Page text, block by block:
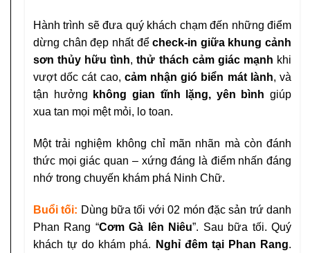
Hành trình sẽ đưa quý khách chạm đến những điểm
dừng chân đẹp nhất đểcheck-in giữa khung cảnh
sơn thủy hữu tình,thử thách cảm giác mạnh khi
vượt dốc cát cao, cảm nhận gió biển mát lành, và
tận hưởng
không gian tĩnh lặng, yên bình giúp
xua tan mọi mệt mỏi, lo toan.
Một trải nghiệm không chỉ mãn nhãn mà còn đánh
thức mọi giác quan – xứng đáng là điểm nhấn đáng
nhớ trong chuyến khám phá Ninh Chữ.
Buổi tối: Dùng bữa tối với 02 món đặc sản trứ danh
Phan Rang “Cơm Gà lên Niêu”. Sau bữa tối. Quý
khách tự do khám phá.
Nghỉ đêm tại Phan Rang.